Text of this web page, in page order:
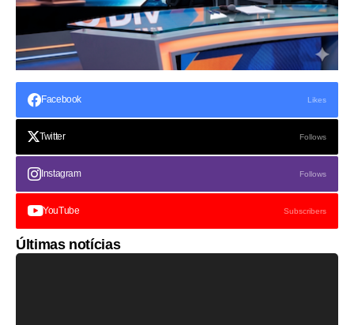
Facebook Likes
Twitter Follows
Instagram Follows
YouTube Subscribers
Últimas notícias